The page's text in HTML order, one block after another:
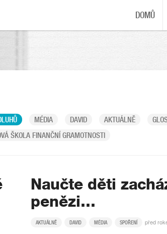
DOMŮ
MÉDIA DAVID AKTUÁLNĚ
ŠKOLA FINANČNÍ GRAMOTNOSTI
Naučte děti
penězi…
AKTUÁLNĚ DAVID MÉDIA SPOŘENÍ před